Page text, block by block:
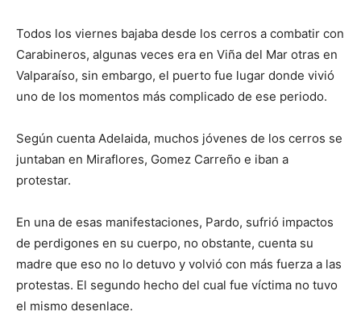
Todos los viernes bajaba desde los cerros a combatir con
Carabineros, algunas veces era en Viña del Mar otras en
Valparaíso, sin embargo, el puerto fue lugar donde vivió
uno de los momentos más complicado de ese periodo.
Según cuenta Adelaida, muchos jóvenes de los cerros se
juntaban en Miraflores, Gomez Carreño e iban a
protestar.
En una de esas manifestaciones, Pardo, sufrió impactos
de perdigones en su cuerpo, no obstante, cuenta su
madre que eso no lo detuvo y volvió con más fuerza a las
protestas. El segundo hecho del cual fue víctima no tuvo
el mismo desenlace.